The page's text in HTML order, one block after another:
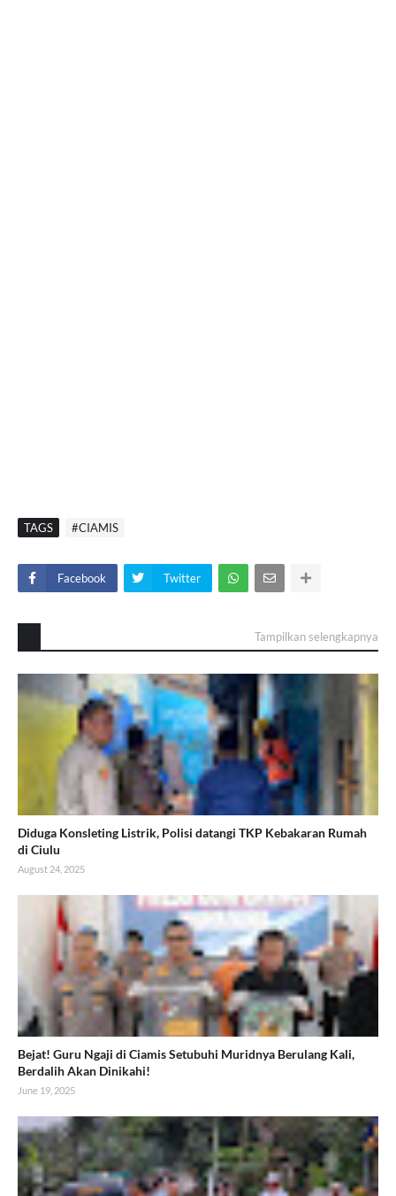
TAGS #CIAMIS
Facebook Twitter
Tampilkan selengkapnya
Diduga Konsleting Listrik, Polisi datangi TKP Kebakaran Rumah
di Ciulu
August 24, 2025
Bejat! Guru Ngaji di Ciamis Setubuhi Muridnya Berulang Kali,
Berdalih Akan Dinikahi!
June 19, 2025